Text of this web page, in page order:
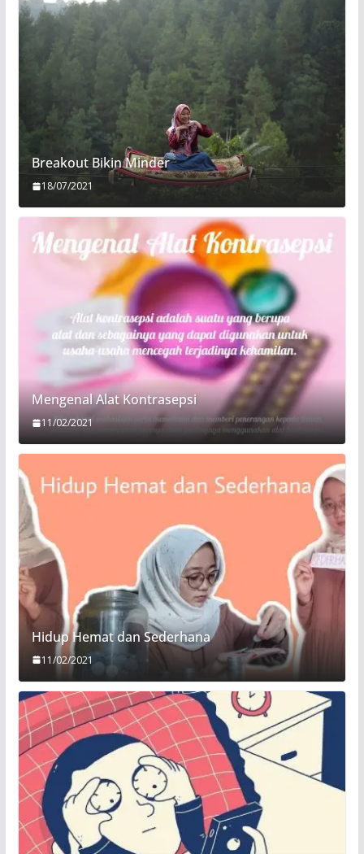
Breakout Bikin Minder
18/07/2021
Mengenal Alat Kontrasepsi
11/02/2021
Hidup Hemat dan Sederhana
11/02/2021